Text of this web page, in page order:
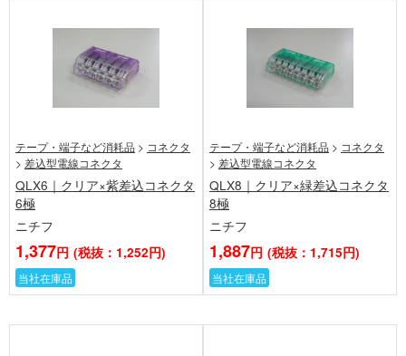
テープ・端子など消耗品 > コネクタ
> 差込型電線コネクタ
QLX6｜クリア×紫差込コネクタ
6極
ニチフ
1,377円 (税抜：1,252円)
当社在庫品
テープ・端子など消耗品 > コネクタ
> 差込型電線コネクタ
QLX8｜クリア×緑差込コネクタ
8極
ニチフ
1,887円 (税抜：1,715円)
当社在庫品